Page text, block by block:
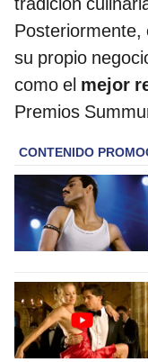
Posteriormente,
su propio
como el mejor
Premios